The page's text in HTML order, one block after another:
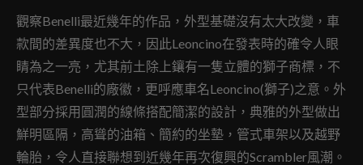
觀察Benelli最近幾年的作品，外型基礎沒有太大改變，車
款間的差異度也不大，因此Leoncino在發表時的確令人眼
睛為之一亮，尤其前土除上鑲有一隻立體的獅子商標，不
只代表Benelli的廠徽，更呼應車名Leoncino(獅子)之意。外
型部分採用圓潤的線條搭配簡潔的設計，典雅的外型做出
鮮明區隔，高聳的油箱、簡約的坐墊，管式車架以及越野
輪胎，令人直接聯想到近幾年再次復興的Scrambler風潮。